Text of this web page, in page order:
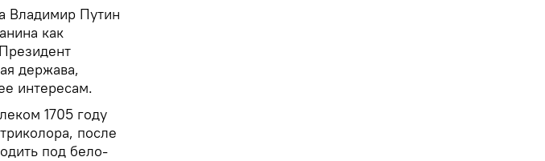
Владимир Путин
как
держава,
интересам.
1705 году
после
под бело-